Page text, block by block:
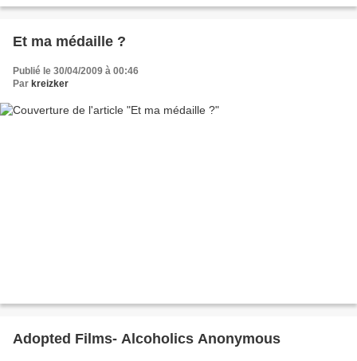
Et ma médaille ?
Publié le 30/04/2009 à 00:46
Par kreizker
Adopted Films- Alcoholics Anonymous